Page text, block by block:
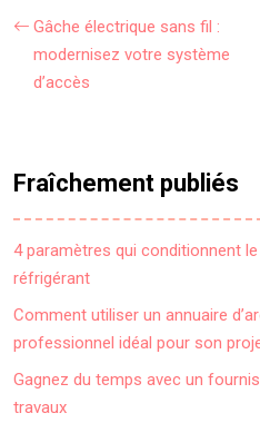
Gâche électrique sans fil :
modernisez votre système
d’accès
Fraîchement publiés
4 paramètres qui conditionnent
réfrigérant
Comment utiliser un annuaire
professionnel idéal pour son
Gagnez du temps avec un
travaux